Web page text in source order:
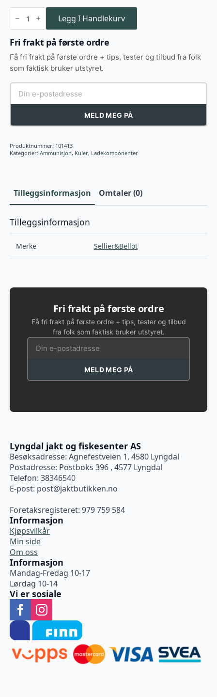
Kuler,
Sellier
Bellot,
30
cal,
147gr
antall
Legg I Handlekurv
Fri frakt på første ordre
Få fri frakt på første ordre + tips, tester og tilbud fra folk
som faktisk bruker utstyret.
MELD MEG PÅ
Produktnummer: 101413
Kategorier: Ammunisjon, Kuler, Ladekomponenter
Tilleggsinformasjon Omtaler (0)
Tilleggsinformasjon
Merke Sellier&Bellot
Fri frakt på første ordre
Få fri frakt på første ordre + tips, tester og tilbud
fra folk som faktisk bruker utstyret.
MELD MEG PÅ
Lyngdal jakt og fiskesenter AS
Besøksadresse: Agnefestveien 1, 4580 Lyngdal
Postadresse: Postboks 396 , 4577 Lyngdal
Telefon: 38346540
E-post: post@jaktbutikken.no
Foretaksregisteret: 979 759 584
Informasjon
Kjøpsvilkår
Min side
Om oss
Informasjon
Mandag-Fredag 10-17
Lørdag 10-14
Vi er sosiale